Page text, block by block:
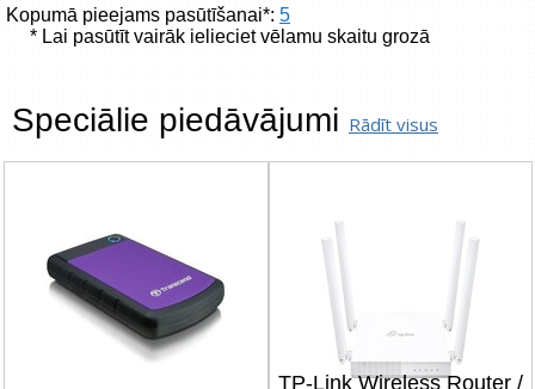
Kopumā pieejams pasūtīšanai*: 5
* Lai pasūtīt vairāk ielieciet vēlamu skaitu grozā
Speciālie piedāvājumi Rādīt visus
TP-Link Wireless Router /